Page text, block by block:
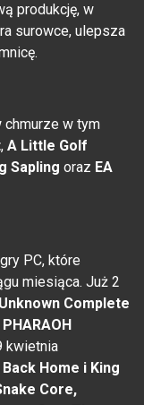
produkcję, w
surowce, ulepsza
chmurze w tym
, A Little Golf
Sapling oraz EA
PC, które
miesiąca. Już 2
Complete
kwietnia
Home i King
Core,